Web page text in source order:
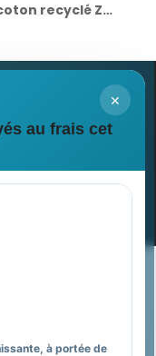
Sac shopping personnalisé en coton recyclé ZOCO
×
au frais cet
à portée de
nos offres spéciales
global